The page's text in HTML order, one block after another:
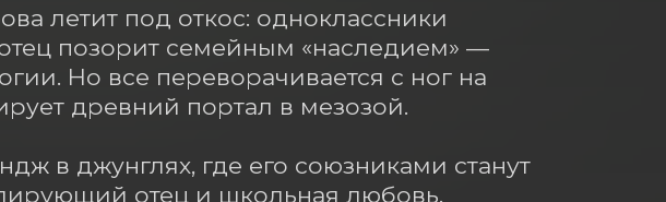
летит под откос: одноклассники
позорит семейным «наследием» —
Но все переворачивается с ног на
древний портал в мезозой.
в джунглях, где его союзниками станут
отец и школьная любовь.